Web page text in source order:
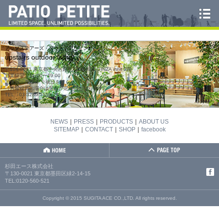
アップステアーズ・アウトドアリビング
upstairs outdoor living
〒104-0061 東京都中央区銀座7丁目10-1 GINZA innit 2階
営業時間：11:00〜19:00
定休日：月曜日 ※祝日を除く
（月曜祝日の場合は翌日が定休日となります）
TEL︓03-3289-5150
NEWS PRESS PRODUCTS
ABOUT US
SITEMAP｜ CONTACT｜ SHOP｜ facebook
杉田エース株式会社
〒130-0021 東京都墨田区緑2-14-15
TEL:0120-560-521
Copyright © 2015 SUGITA ACE CO.,LTD. All rights reserved.